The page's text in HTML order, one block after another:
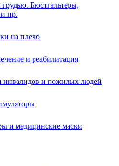
Бюстгальтеры,
пр.
на плечо
и реабилитация
инвалидов и пожилых людей
и медицинские маски